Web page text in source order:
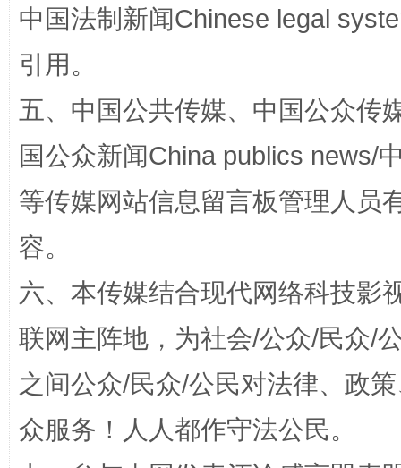
漫山遍野的桃花与雪山、麦地、白藏房 除
招工难、用工荒背后
中国法制新闻Chinese legal
引用。
五、中国公共传媒、中国公众传
国公众新闻China publics news/
等传媒网站信息留言板管理人员
容。
六、本传媒结合现代网络科技影
联网主阵地，为社会/公众/民众/
之间公众/民众/公民对法律、政
众服务！人人都作守法公民。